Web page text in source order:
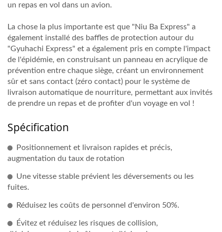
un repas en vol dans un avion.
La chose la plus importante est que "Niu Ba Express" a
également installé des baffles de protection autour du
"Gyuhachi Express" et a également pris en compte l'impact
de l'épidémie, en construisant un panneau en acrylique de
prévention entre chaque siège, créant un environnement
sûr et sans contact (zéro contact) pour le système de
livraison automatique de nourriture, permettant aux invités
de prendre un repas et de profiter d'un voyage en vol !
Spécification
Positionnement et livraison rapides et précis,
augmentation du taux de rotation
Une vitesse stable prévient les déversements ou les
fuites.
Réduisez les coûts de personnel d'environ 50%.
Évitez et réduisez les risques de collision,